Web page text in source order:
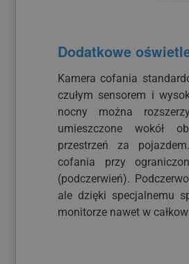
Dodatkowe
Kamera cofania
czułym sensorem i
nocny można
umieszczone wokół
przestrzeń za
cofania przy
(podczerwień).
ale dzięki specjalnemu
monitorze nawet w